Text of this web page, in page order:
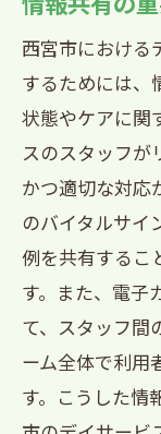
訪問看
地域と
西宮市における
するためには、
状態やケアに関
スのスタッフが
かつ適切な対応
のバイタルサイ
例を共有するこ
す。また、電子
て、スタッフ間
ーム全体で利用
す。こうした情